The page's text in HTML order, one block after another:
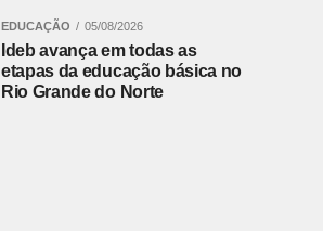
EDUCAÇÃO 05/08/2026
Ideb avança em todas as
etapas da educação básica no
Rio Grande do Norte